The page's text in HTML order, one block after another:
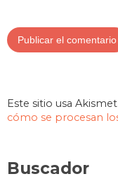
Este sitio usa
cómo se procesan
Buscador